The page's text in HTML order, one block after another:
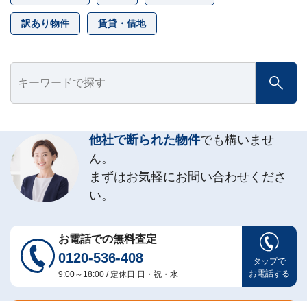
訳あり物件 賃貸・借地
他社で断られた物件でも構いませ
ん。
まずはお気軽にお問い合わせくださ
い。
お電話での無料査定
0120-536-408
9:00～18:00 / 定休日 日・祝・水
タップで
お電話する